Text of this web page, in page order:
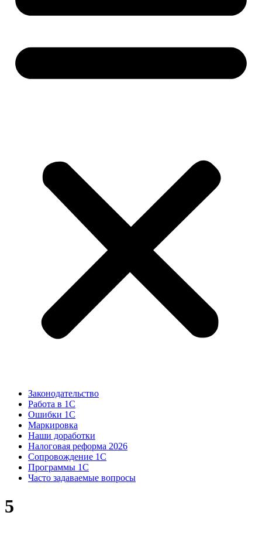
Законодательство
Работа в 1С
Ошибки 1С
Маркировка
Наши доработки
Налоговая реформа 2026
Сопровождение 1С
Программы 1С
Часто задаваемые вопросы
5